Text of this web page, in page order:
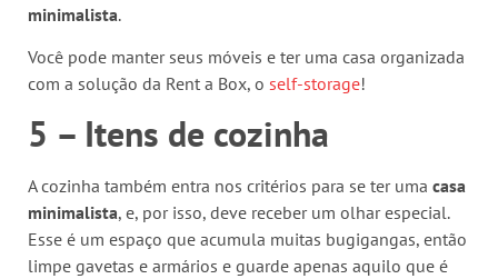
minimalista.
Você pode manter seus móveis e ter uma casa organizada
com a solução da Rent a Box, o self-storage!
5 – Itens de cozinha
A cozinha também entra nos critérios para se ter uma casa
minimalista, e, por isso, deve receber um olhar especial.
Esse é um espaço que acumula muitas bugigangas, então
limpe gavetas e armários e guarde apenas aquilo que é